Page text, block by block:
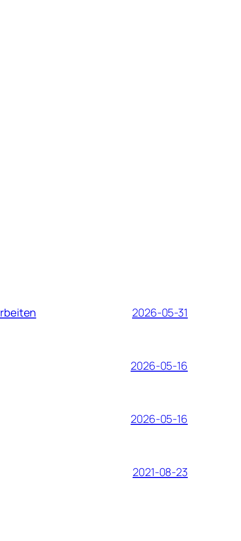
2026-05-31
2026-05-16
2026-05-16
2021-08-23